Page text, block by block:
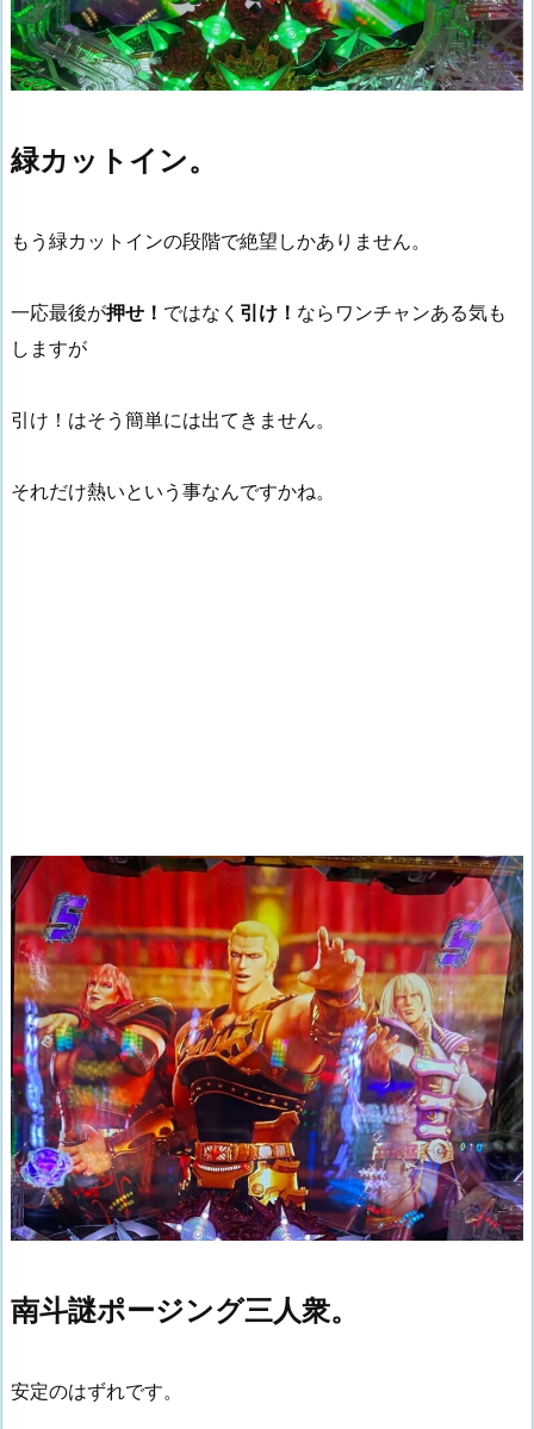
緑カットイン。
もう緑カットインの段階で絶望しかありません。
一応最後が押せ！ ではなく 引け！ ならワンチャンある気も
しますが
引け！はそう簡単には出てきません。
それだけ熱いという事なんですかね。
南斗謎ポージング三人衆。
安定のはずれです。